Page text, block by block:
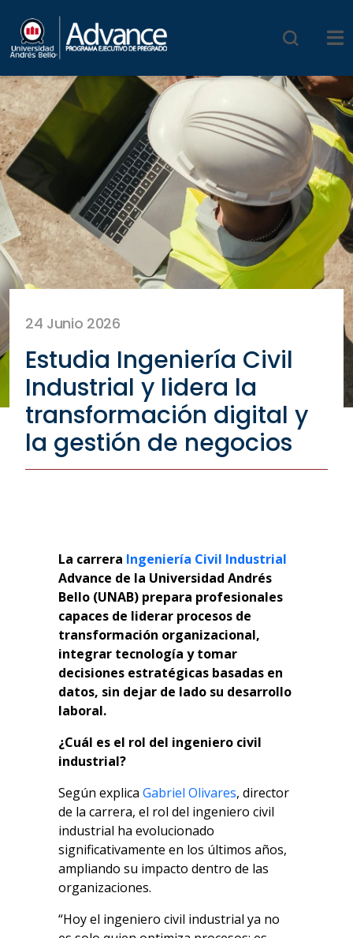
24 Junio 2026
Estudia Ingeniería Civil
Industrial y lidera la
transformación digital y
la gestión de negocios
La carrera Ingeniería Civil Industrial
Advance de la Universidad Andrés
Bello (UNAB) prepara profesionales
capaces de liderar procesos de
transformación organizacional,
integrar tecnología y tomar
decisiones estratégicas basadas en
datos, sin dejar de lado su desarrollo
laboral.
¿Cuál es el rol del ingeniero civil
industrial?
Según explica Gabriel Olivares, director
de la carrera, el rol del ingeniero civil
industrial ha evolucionado
significativamente en los últimos años,
ampliando su impacto dentro de las
organizaciones.
“Hoy el ingeniero civil industrial ya no